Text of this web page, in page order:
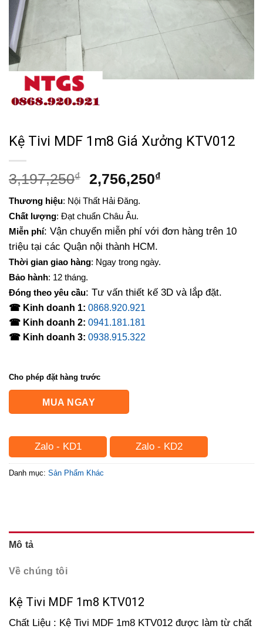
Kệ Tivi MDF 1m8 Giá Xưởng KTV012
3,197,250₫
Giá
là:
3,197,250₫.
2,756,250₫Giá
2,756,250₫.
Thương hiệu: Nội Thất Hải Đăng.
Chất lượng: Đạt chuẩn Châu Âu.
Miễn phí: Vận chuyển miễn phí với đơn hàng trên 10
triệu tại các Quận nội thành HCM.
Thời gian giao hàng: Ngay trong ngày.
Bảo hành: 12 tháng.
Đóng theo yêu cầu: Tư vấn thiết kế 3D và lắp đặt.
☎ Kinh doanh 1: 0868.920.921
☎ Kinh doanh 2: 0941.181.181
☎ Kinh doanh 3: 0938.915.322
Cho phép đặt hàng trước
MUA NGAY
Zalo - KD1 Zalo - KD2
Danh mục: Sản Phẩm Khác
Mô tả
Về chúng tôi
Kệ Tivi MDF 1m8 KTV012
Chất Liệu : Kệ Tivi MDF 1m8 KTV012 được làm từ chất